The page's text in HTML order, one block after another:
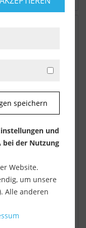
mit M14
können bis in die
speichern
und
bei der Nutzung
Website.
um unsere
Alle anderen
Maps).